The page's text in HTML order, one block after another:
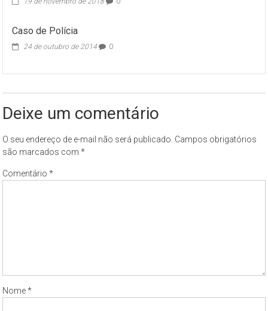
Caso de Polícia
24 de outubro de 2014 0
Deixe um comentário
O seu endereço de e-mail não será publicado. Campos obrigatórios
são marcados com*
Comentário*
Nome*